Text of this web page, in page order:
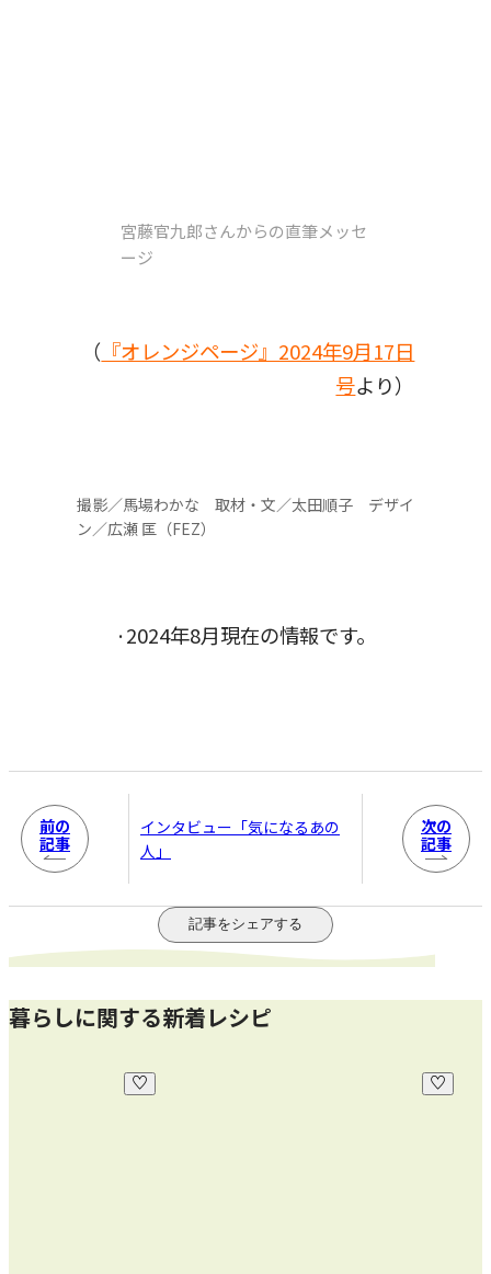
宮藤官九郎さんからの直筆メッセ
ージ
（ 『オレンジページ』2024年9月17日
号より）
撮影／馬場わかな 取材・文／太田順子 デザイ
ン／広瀬 匡（FEZ）
·2024年8月現在の情報です。
前の
記事
インタビュー「気になるあの
人」
次の
記事
記事をシェアする
暮らしに関する新着レシピ